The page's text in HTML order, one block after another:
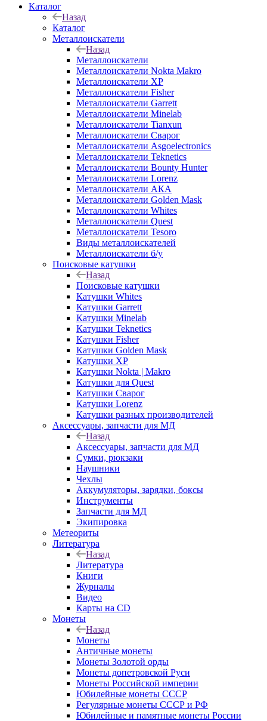
Каталог
Назад
Каталог
Металлоискатели
Назад
Металлоискатели
Металлоискатели Nokta Makro
Металлоискатели XP
Металлоискатели Fisher
Металлоискатели Garrett
Металлоискатели Minelab
Металлоискатели Tianxun
Металлоискатели Сварог
Металлоискатели Asgoelectronics
Металлоискатели Teknetics
Металлоискатели Bounty Hunter
Металлоискатели Lorenz
Металлоискатели АКА
Металлоискатели Golden Mask
Металлоискатели Whites
Металлоискатели Quest
Металлоискатели Tesoro
Виды металлоискателей
Металлоискатели б/у
Поисковые катушки
Назад
Поисковые катушки
Катушки Whites
Катушки Garrett
Катушки Minelab
Катушки Teknetics
Катушки Fisher
Катушки Golden Mask
Катушки XP
Катушки Nokta | Makro
Катушки для Quest
Катушки Сварог
Катушки Lorenz
Катушки разных производителей
Аксессуары, запчасти для МД
Назад
Аксессуары, запчасти для МД
Сумки, рюкзаки
Наушники
Чехлы
Аккумуляторы, зарядки, боксы
Инструменты
Запчасти для МД
Экипировка
Метеориты
Литература
Назад
Литература
Книги
Журналы
Видео
Карты на CD
Монеты
Назад
Монеты
Античные монеты
Монеты Золотой орды
Монеты допетровской Руси
Монеты Российской империи
Юбилейные монеты СССР
Регулярные монеты СССР и РФ
Юбилейные и памятные монеты России